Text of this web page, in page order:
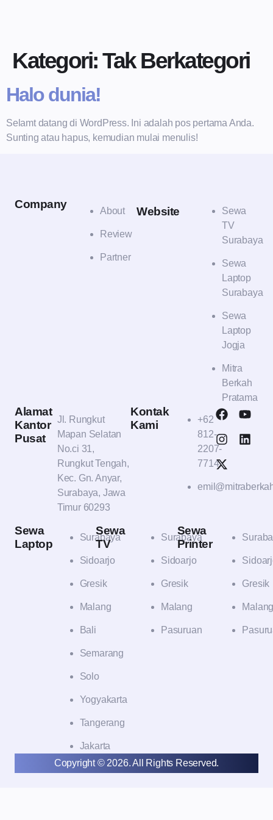
Kategori:Tak Berkategori
Halo dunia!
Selamt datang di WordPress. Ini adalah pos pertama Anda.
Sunting atau hapus, kemudian mulai menulis!
Sewa
Laptop
Surabaya
Sidoarjo
Gresik
Malang
Bali
Semarang
Solo
Yogyakarta
Tangerang
Jakarta
Sewa
TV
Surabaya
Sidoarjo
Gresik
Malang
Pasuruan
Sewa
Printer
Gresik
Company
About
Review
Partner
Website
Sewa
TV
Surabaya
Sewa
Laptop
Surabaya
Sewa
Laptop
Jogja
Mitra
Berkah
Pratama
Alamat
Kantor
Pusat
Jl. Rungkut
Mapan Selatan
No.ci 31,
Rungkut Tengah,
Kec. Gn. Anyar,
Surabaya, Jawa
Timur 60293
Kontak
Kami
+62
812-
2207-
7714
Copyright © 2026. All Rights Reserved.